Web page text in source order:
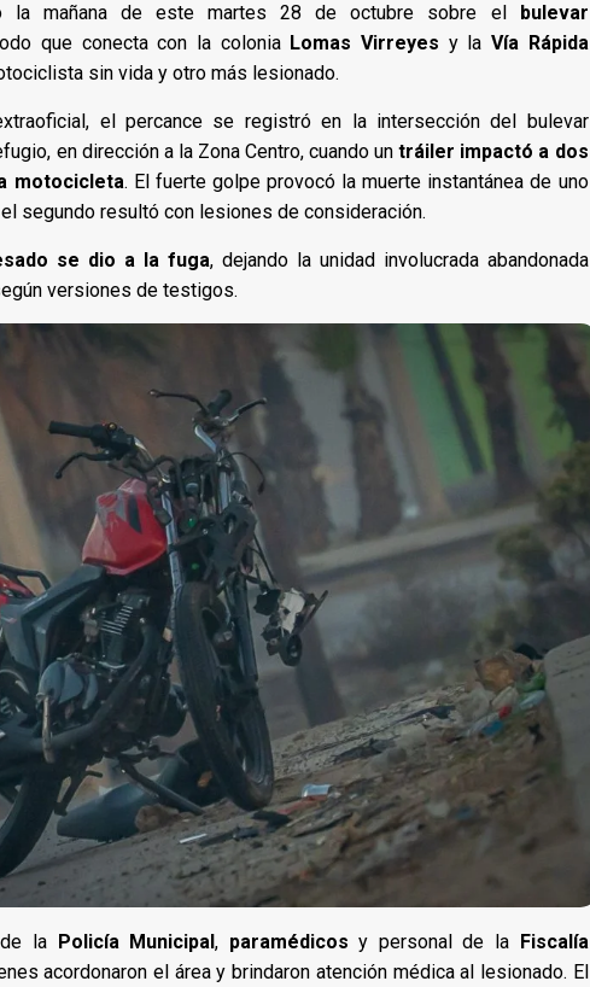
la mañana de este martes 28 de octubre sobre el bulevar
que conecta con la colonia Lomas Virreyes y la Vía Rápida
sin vida y otro más lesionado.
el percance se registró en la intersección del bulevar
en dirección a la Zona Centro, cuando untráiler impactó a dos
motocicleta. El fuerte golpe provocó la muerte instantánea de uno
segundo resultó con lesiones de consideración.
se dio a la fuga, dejando la unidad involucrada abandonada
versiones de testigos.
la Policía Municipal, paramédicos y personal de la Fiscalía
acordonaron el área y brindaron atención médica al lesionado. El